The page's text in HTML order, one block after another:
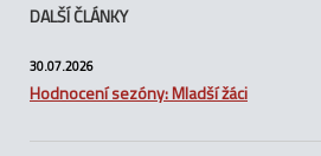
DALŠÍ ČLÁNKY
30.07.2026
Hodnocení sezóny: Mladší žáci